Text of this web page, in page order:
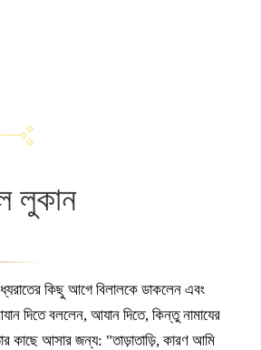
লুকান
কিছু আগে বিলালকে ডাকলেন এবং
দিতে বললেন, আযান দিতে, কিন্তু নামাযের
কাছে আসার জন্য: "তাড়াতাড়ি, কারণ আমি